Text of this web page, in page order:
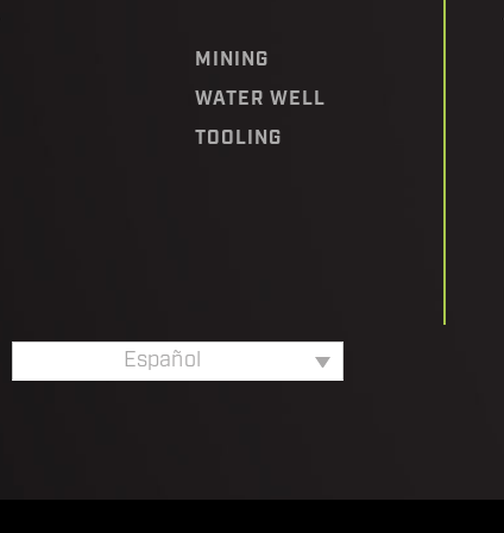
MINING
WATER WELL
TOOLING
Español